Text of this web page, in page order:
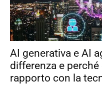
AI generativa e AI
differenza e
rapporto con la